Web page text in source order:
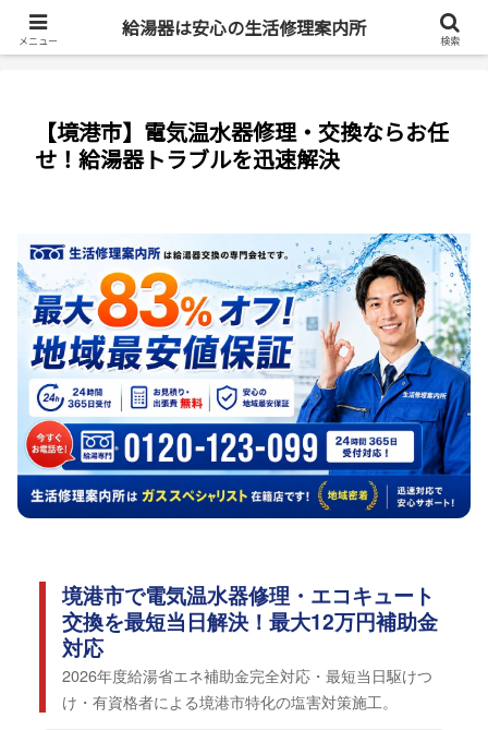
最短即日・全国対応・最大83%OFF
【境港市】電気温水器修理・交換ならお任
せ！給湯器トラブルを迅速解決
境港市で電気温水器修理・エコキュート
交換を最短当日解決！最大12万円補助金
対応
2026年度給湯省エネ補助金完全対応・最短当日駆けつ
け・有資格者による境港市特化の塩害対策施工。
メニュー
給湯器は安心の生活修理案内所
検索